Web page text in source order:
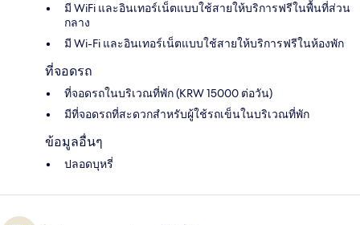
มี WiFi และอินเทอร์เน็ตแบบใช้สายให้บริการฟรีในพื้นที่ส่วน
กลาง
มี Wi-Fi และอินเทอร์เน็ตแบบใช้สายให้บริการฟรีในห้องพัก
ที่จอดรถ
ที่จอดรถในบริเวณที่พัก (KRW 15000 ต่อวัน)
มีที่จอดรถที่สะดวกสำหรับผู้ใช้รถเข็นในบริเวณที่พัก
ข้อมูลอื่นๆ
ปลอดบุหรี่